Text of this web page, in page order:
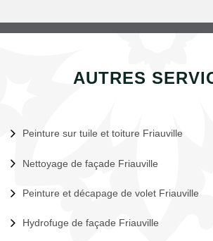
AUTRES
Peinture sur tuile et toiture Friauville
Nettoyage de façade Friauville
Peinture et décapage de volet Friauville
Hydrofuge de façade Friauville